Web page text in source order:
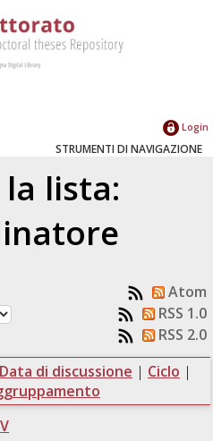
Login
STRUMENTI DI NAVIGAZIONE
lista:
Atom
RSS 1.0
RSS 2.0
Data di discussione | Ciclo |
V